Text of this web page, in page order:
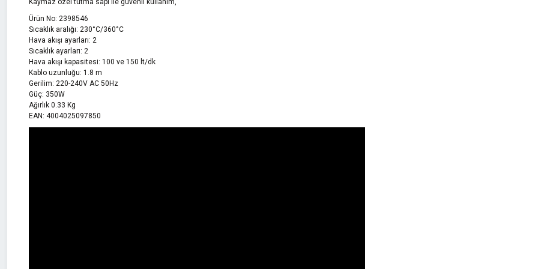
Kaymaz özel tutma sapı ile güvenli kullanım,
Ürün No: 2398546
Sıcaklık aralığı: 230°C/360°C
Hava akışı ayarları: 2
Sıcaklık ayarları: 2
Hava akışı kapasitesi: 100 ve 150 lt/dk
Kablo uzunluğu: 1.8 m
Gerilim: 220-240V AC 50Hz
Güç: 350W
Ağırlık 0.33 Kg
EAN: 4004025097850